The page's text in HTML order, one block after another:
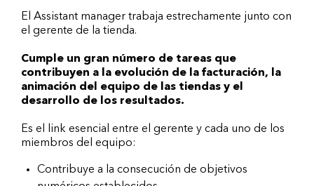
El Assistant manager trabaja estrechamente junto con
el gerente de la tienda.
Cumple un gran número de tareas que
contribuyen a la evolución de la facturación, la
animación del equipo de las tiendas y el
desarrollo de los resultados.
Es el link esencial entre el gerente y cada uno de los
miembros del equipo:
Contribuye a la consecución de objetivos